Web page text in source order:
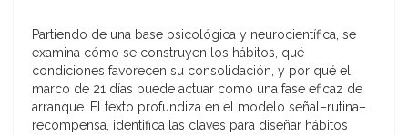
Partiendo de una base psicológica y neurocientífica, se
examina cómo se construyen los hábitos, qué
condiciones favorecen su consolidación, y por qué el
marco de 21 días puede actuar como una fase eficaz de
arranque. El texto profundiza en el modelo señal–rutina–
recompensa, identifica las claves para diseñar hábitos